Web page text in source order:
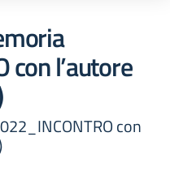
con l’autore
con